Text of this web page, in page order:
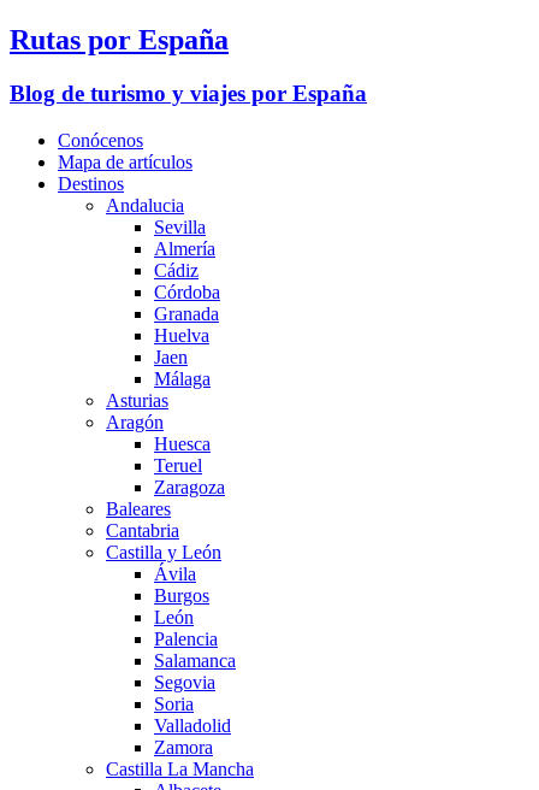
Rutas por España
Blog de turismo y viajes por España
Conócenos
Mapa de artículos
Destinos
Andalucia
Sevilla
Almería
Cádiz
Córdoba
Granada
Huelva
Jaen
Málaga
Asturias
Aragón
Huesca
Teruel
Zaragoza
Baleares
Cantabria
Castilla y León
Ávila
Burgos
León
Palencia
Salamanca
Segovia
Soria
Valladolid
Zamora
Castilla La Mancha